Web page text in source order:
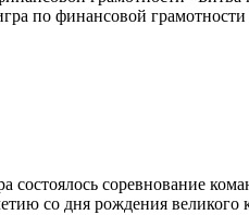
по финансовой
состоялось соревнование
со дня рождения великого